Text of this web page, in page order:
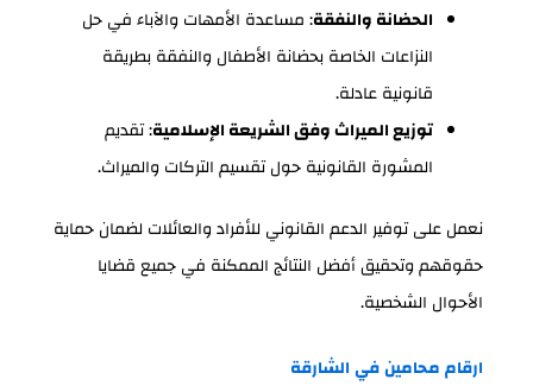
الحضانة والنفقة: مساعدة الأمهات والآباء في حل
النزاعات الخاصة بحضانة الأطفال والنفقة بطريقة
قانونية عادلة.
توزيع الميراث وفق الشريعة الإسلامية: تقديم
المشورة القانونية حول تقسيم التركات والميراث.
نعمل على توفير الدعم القانوني للأفراد والعائلات لضمان حماية
حقوقهم وتحقيق أفضل النتائج الممكنة في جميع قضايا
الأحوال الشخصية.
ارقاممحامينفيالشارقة